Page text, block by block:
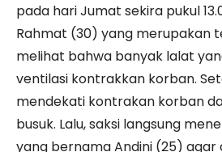
pada hari Jumat sekira pukul
Rahmat (30) yang merupakan
melihat bahwa banyak lalat
ventilasi kontrakkan korban.
mendekati kontrakan korban
busuk. Lalu, saksi langsung
yang bernama Andini (25) agar